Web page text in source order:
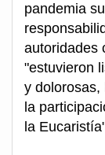
pandemia
autoridades
"estuvieron
y dolorosas,
la
la